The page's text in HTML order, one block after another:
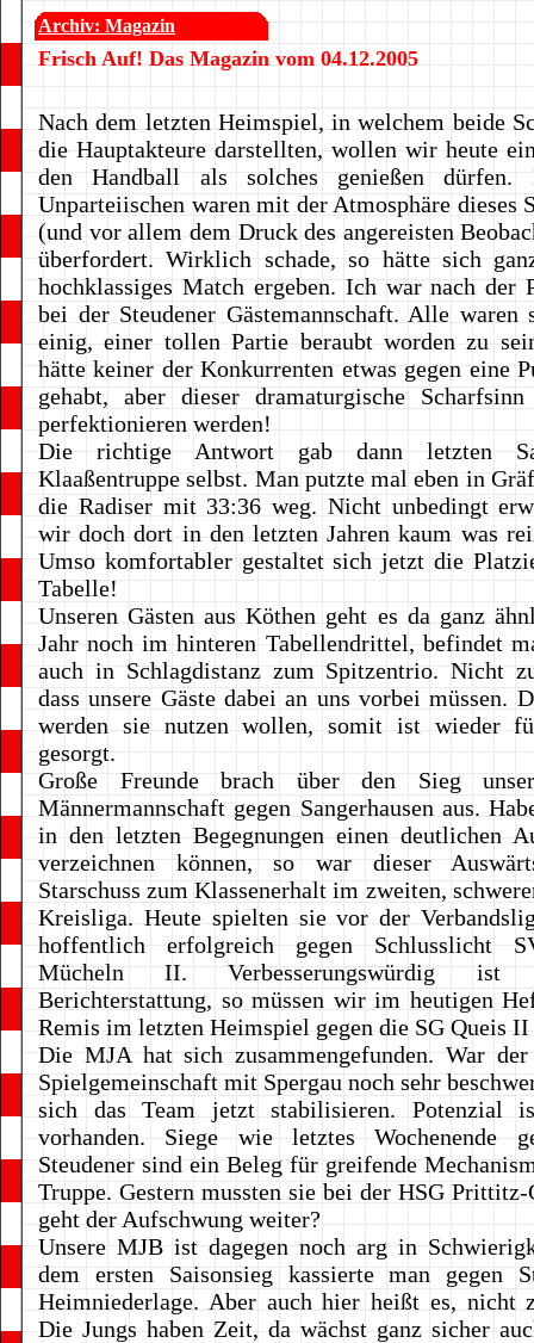
Archiv: Magazin
Frisch Auf! Das Magazin vom 04.12.2005
Nach dem letzten Heimspiel, in welchem beide
die Hauptakteure darstellten, wollen wir heute
den Handball als solches genießen dürfen.
Unparteiischen waren mit der Atmosphäre dieses
(und vor allem dem Druck des angereisten
überfordert. Wirklich schade, so hätte sich
hochklassiges Match ergeben. Ich war nach der
bei der Steudener Gästemannschaft. Alle waren
einig, einer tollen Partie beraubt worden zu
hätte keiner der Konkurrenten etwas gegen eine
gehabt, aber dieser dramaturgische
perfektionieren werden!
Die richtige Antwort gab dann letzten
Klaaßentruppe selbst. Man putzte mal eben in
die Radiser mit 33:36 weg. Nicht unbedingt
wir doch dort in den letzten Jahren kaum was
Umso komfortabler gestaltet sich jetzt die
Tabelle!
Unseren Gästen aus Köthen geht es da ganz
Jahr noch im hinteren Tabellendrittel, befindet
auch in Schlagdistanz zum Spitzentrio. Nicht
dass unsere Gäste dabei an uns vorbei müssen.
werden sie nutzen wollen, somit ist wieder
gesorgt.
Große Freunde brach über den Sieg
Männermannschaft gegen Sangerhausen aus.
in den letzten Begegnungen einen deutlichen
verzeichnen können, so war dieser
Starschuss zum Klassenerhalt im zweiten,
Kreisliga. Heute spielten sie vor der
hoffentlich erfolgreich gegen Schlusslicht
Mücheln II. Verbesserungswürdig
Berichterstattung, so müssen wir im heutigen
Remis im letzten Heimspiel gegen die SG Queis
Die MJA hat sich zusammengefunden. War
Spielgemeinschaft mit Spergau noch sehr
sich das Team jetzt stabilisieren. Potenzial
vorhanden. Siege wie letztes Wochenende
Steudener sind ein Beleg für greifende
Truppe. Gestern mussten sie bei der HSG Prittitz-
geht der Aufschwung weiter?
Unsere MJB ist dagegen noch arg in
dem ersten Saisonsieg kassierte man gegen
Heimniederlage. Aber auch hier heißt es, nicht
Die Jungs haben Zeit, da wächst ganz sicher